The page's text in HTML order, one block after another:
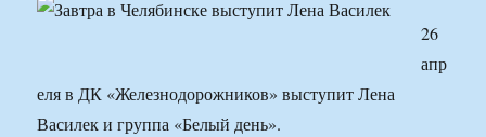
26
апр
еля в ДК «Железнодорожников» выступит Лена
Василек и группа «Белый день».